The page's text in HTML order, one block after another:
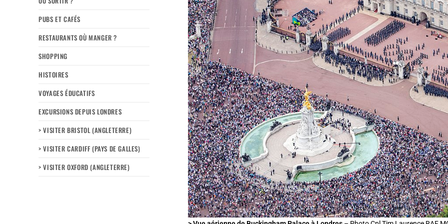
PUBS ET CAFÉS
RESTAURANTS OÙ MANGER ?
SHOPPING
HISTOIRES
VOYAGES ÉDUCATIFS
EXCURSIONS DEPUIS LONDRES
> VISITER BRISTOL (ANGLETERRE)
> VISITER CARDIFF (PAYS DE GALLES)
> VISITER OXFORD (ANGLETERRE)